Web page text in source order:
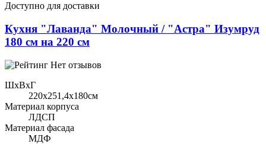
Доступно для доставки
Кухня "Лаванда" Молочный / "Астра" Изумруд
180 см на 220 см
Нет отзывов
ШхВхГ
220x251,4х180см
Материал корпуса
ЛДСП
Материал фасада
МДФ